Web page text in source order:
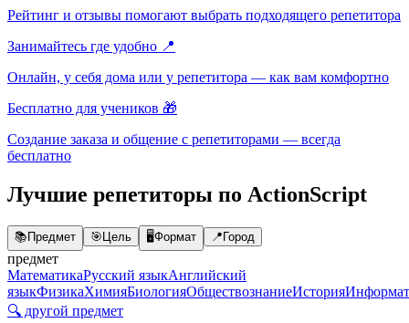
Рейтинг и отзывы помогают выбрать подходящего репетитора
Занимайтесь где удобно 📍
Онлайн, у себя дома или у репетитора — как вам комфортно
Бесплатно для учеников 🎁
Создание заказа и общение с репетиторами — всегда
бесплатно
Лучшие репетиторы по ActionScript
📚Предмет 🎯Цель 🖥️Формат 📍Город
предмет
МатематикаРусский языкАнглийский
языкФизикаХимияБиологияОбществознаниеИстория
🔍 другой предмет